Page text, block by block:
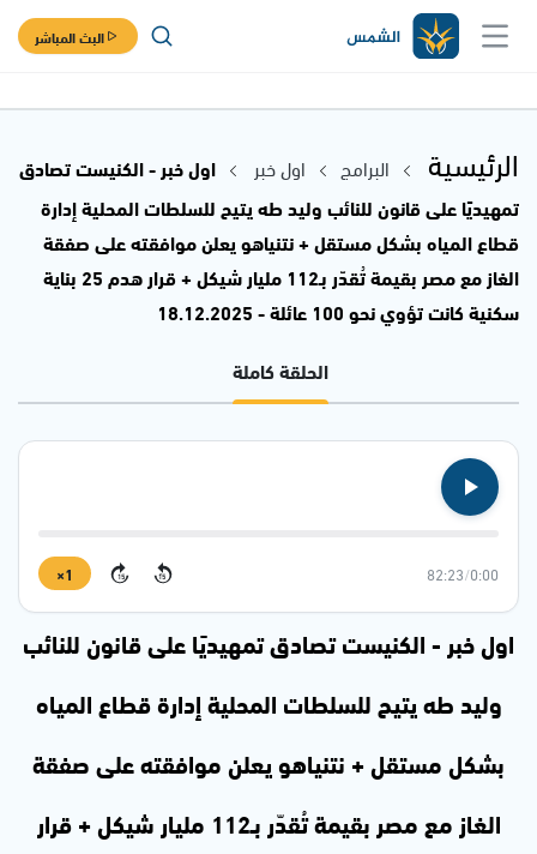
البث المباشر
الرئيسية البرامج اول خبر
اول خبر - الكنيست تصادق
تمهيديًا على قانون للنائب وليد طه يتيح للسلطات المحلية إدارة
قطاع المياه بشكل مستقل + نتنياهو يعلن موافقته على صفقة
الغاز مع مصر بقيمة تُقدّر بـ112 مليار شيكل + قرار هدم 25 بناية
سكنية كانت تؤوي نحو 100 عائلة - 18.12.2025
الحلقة كاملة
0:00
/
82:23
15
15
1×
اول خبر - الكنيست تصادق تمهيديًا على قانون للنائب
وليد طه يتيح للسلطات المحلية إدارة قطاع المياه
بشكل مستقل + نتنياهو يعلن موافقته على صفقة
الغاز مع مصر بقيمة تُقدّر بـ112 مليار شيكل + قرار